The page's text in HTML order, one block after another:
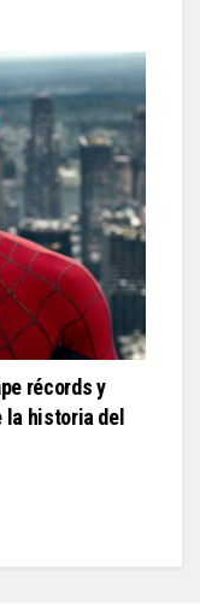
récords y
la historia del